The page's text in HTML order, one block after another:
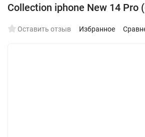
Collection iphone New 14 Pro
Оставить отзыв Избранное